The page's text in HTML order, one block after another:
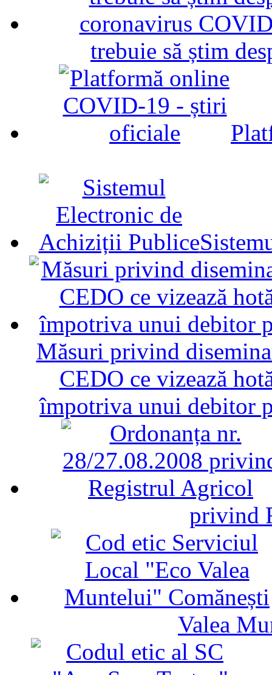
trebuie să știm
Măsuri privind
CEDO ce vizează
împotriva unui debitor
privind
Valea